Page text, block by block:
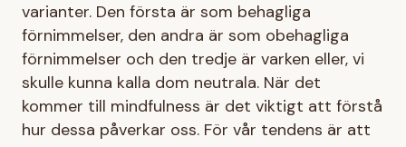
varianter. Den första är som behagliga
förnimmelser, den andra är som obehagliga
förnimmelser och den tredje är varken eller, vi
skulle kunna kalla dom neutrala. När det
kommer till mindfulness är det viktigt att förstå
hur dessa påverkar oss. För vår tendens är att